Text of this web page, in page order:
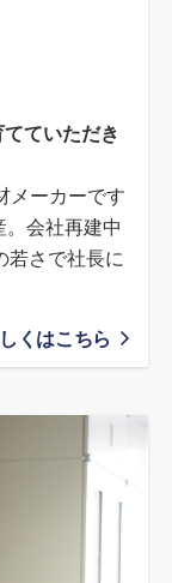
ていただき
メーカーです
会社再建中
若さで社長に
くはこちら